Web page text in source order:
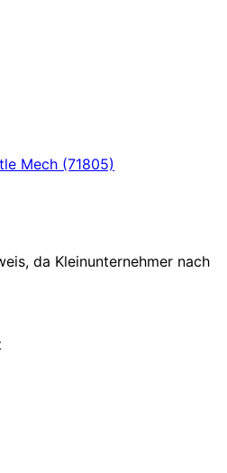
Mech (71805)
da Kleinunternehmer nach